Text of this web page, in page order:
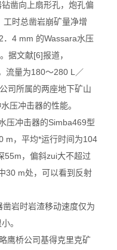
凿向上扇形孔，炮孔偏
时总凿岩崩矿量净增
．4 mm 的Wassara水压
据文献[6]报道，
流量为180～280 L／
司所属的两座地下矿山
压冲击器的性能。
压冲击器的Simba469型
m，平均*运行时间为104
55m，偏斜zui大不超过
30 m处，可以看到反射
岩时岩渣移动速度仅为
。
鹰桥公司基得克里克矿